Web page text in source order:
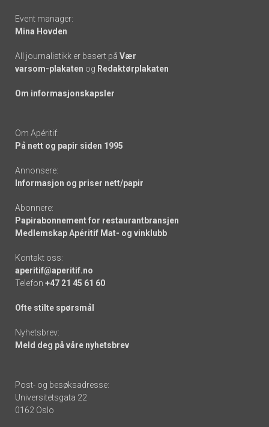
Event manager:
Mina Hovden
All journalistikk er basert på Vær
varsom-plakaten og Redaktørplakaten
Om informasjonskapsler
Om Apéritif:
På nett og papir siden 1995
Annonsere:
Informasjon og priser nett/papir
Abonnere:
Papirabonnement for restaurantbransjen
Medlemskap Apéritif Mat- og vinklubb
Kontakt oss:
aperitif@aperitif.no
Telefon +47 21 45 61 60
Ofte stilte spørsmål
Nyhetsbrev:
Meld deg på våre nyhetsbrev
Post- og besøksadresse:
Universitetsgata 22
0162 Oslo